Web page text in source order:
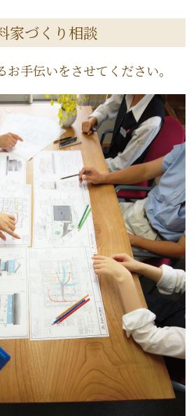
家づくり相談
手伝いをさせてください。